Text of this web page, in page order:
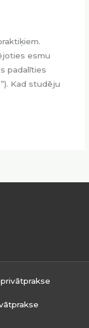
esmu
padalīties
Kad studēju